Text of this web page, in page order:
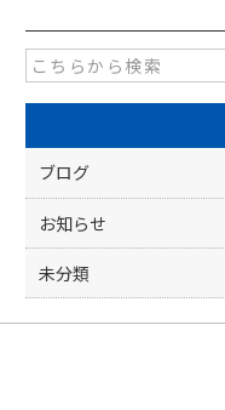
e
b
o
o
k
er
ブログ
お知らせ
未分類